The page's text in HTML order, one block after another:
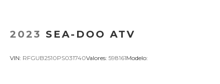
2023 SEA-DOO ATV
VIN: RFGUB2510PS031740Valores: 598161Modelo: